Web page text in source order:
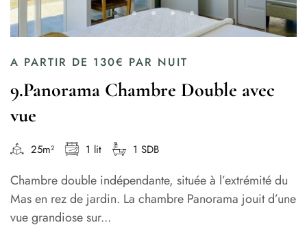
A PARTIR DE 130€ PAR NUIT
9.Panorama Chambre Double avec
vue
25m² 1 lit 1 SDB
Chambre double indépendante, située à l’extrémité du
Mas en rez de jardin. La chambre Panorama jouit d’une
vue grandiose sur...